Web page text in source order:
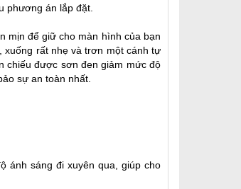
phương án lắp đặt.
mịn để giữ cho màn hình của bạn
xuống rất nhẹ và trơn một cánh tự
chiếu được sơn đen giảm mức độ
sự an toàn nhất.
ánh sáng đi xuyên qua, giúp cho